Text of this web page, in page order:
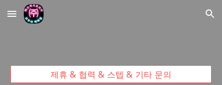
Skip to main content Skip to navigation
제휴 & 협력 & 스텝 & 기타 문의